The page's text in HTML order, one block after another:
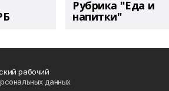
Рубрика "Еда и
напитки"
рабочий
данных